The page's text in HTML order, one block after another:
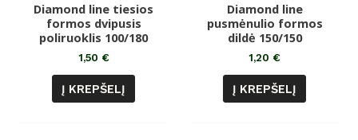
Įvertinimas:
0
iš
5
Diamond line tiesios
formos dvipusis
poliruoklis 100/180
1,50 €
Į KREPŠELĮ
Įvertinimas:
0
iš
5
Diamond line
pusmėnulio formos
dildė 150/150
1,20 €
Į KREPŠELĮ